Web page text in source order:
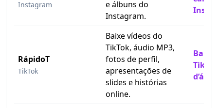
Instagram
e álbuns do
Instagram.
RápidoT
TikTok
Baixe vídeos do
TikTok, áudio MP3,
fotos de perfil,
apresentações de
slides e histórias
online.
Baixe